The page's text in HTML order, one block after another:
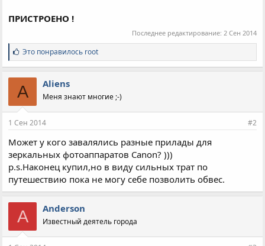
ПРИСТРОЕНО !
Последнее редактирование: 2 Сен 2014
С
и
м
п
а
т
и
:
Это понравилось root
A Aliens
Меня знают многие ;-)
1 Сен 2014 #2
Может у кого завалялись разные прилады для
зеркальных фотоаппаратов Canon? )))
p.s.Наконец купил,но в виду сильных трат по
путешествию пока не могу себе позволить обвес.
A Anderson
Известный деятель города